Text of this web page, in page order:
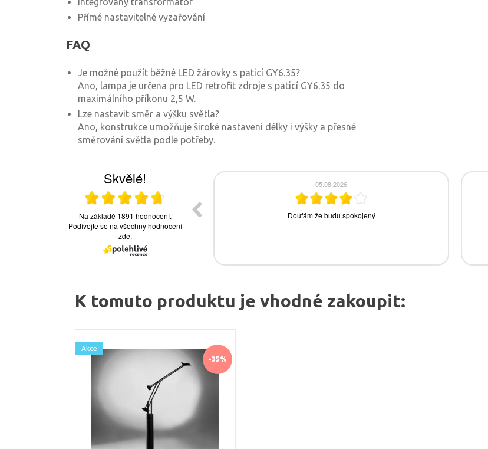
Přímé nastavitelné vyzařování
FAQ
Je možné použít běžné LED žárovky s paticí GY6.35?
Ano, lampa je určena pro LED retrofit zdroje s paticí GY6.35 do
maximálního příkonu 2,5 W.
Lze nastavit směr a výšku světla?
Ano, konstrukce umožňuje široké nastavení délky i výšky a přesné
směrování světla podle potřeby.
K tomuto produktu je vhodné zakoupit:
-35%
Akce